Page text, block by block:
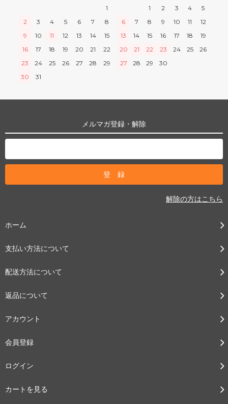
1
2
3 4 5 6 7
8
9
10 11 12 13 14
15
16
17 18 19 20 21
22
23
24 25 26 27 28
29
30
31
1
2 3 4
5
6
7 8 9 10 11
12
13
14 15 16 17 18
19
20
21 22 23 24 25
26
27
28 29 30
メルマガ登録・解除
解除の方はこちら
ホーム
支払い方法について
配送方法について
返品について
アカウント
会員登録
ログイン
カートを見る